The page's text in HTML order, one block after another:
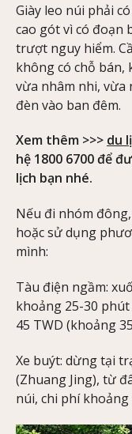
Giày leo núi phải
cao gót vì có đoạn
trượt nguy hiểm.
không có chỗ
vừa nhâm nhi, vừa
đèn vào ban đêm.
Xem thêm >>> du
hệ 1800 6700 để
lịch bạn nhé.
Nếu đi nhóm
hoặc sử dụng
mình:
Tàu điện ngầm:
khoảng 25-30
45 TWD (khoảng
Xe buýt: dừng tại
(Zhuang Jing), từ
núi, chi phí khoảng